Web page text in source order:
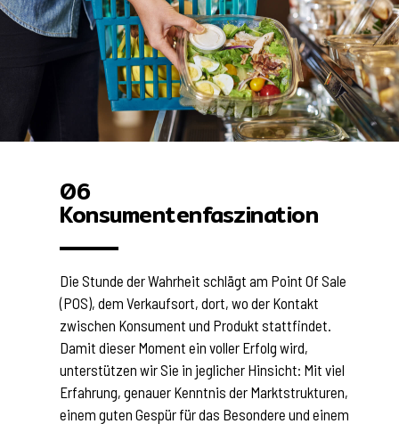
06
Konsumentenfaszination
Die Stunde der Wahrheit schlägt am Point Of Sale
(POS), dem Verkaufsort, dort, wo der Kontakt
zwischen Konsument und Produkt stattfindet.
Damit dieser Moment ein voller Erfolg wird,
unterstützen wir Sie in jeglicher Hinsicht: Mit viel
Erfahrung, genauer Kenntnis der Marktstrukturen,
einem guten Gespür für das Besondere und einem